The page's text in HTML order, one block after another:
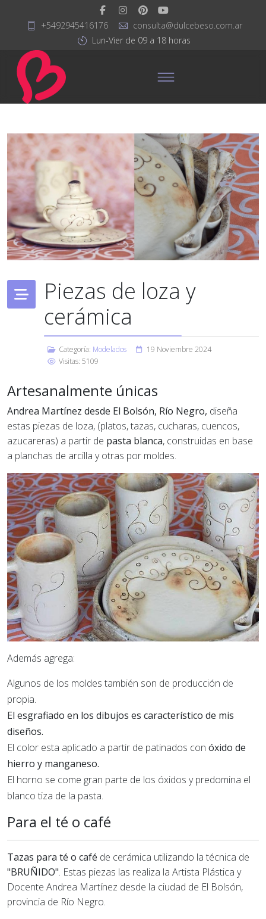
+5492945416176
consulta@dulcebeso.com.ar
Lun-Vier de 09 a 18 horas
Piezas de loza y
cerámica
Categoría: Modelados
19 Noviembre 2024
Visitas: 5109
Artesanalmente únicas
Andrea Martínez desde El Bolsón, Río Negro, diseña
estas piezas de loza, (platos, tazas, cucharas, cuencos,
azucareras) a partir de pasta blanca, construidas en base
a planchas de arcilla y otras por moldes.
Además agrega:
Algunos de los moldes también son de producción de
propia.
El esgrafiado en los dibujos es característico de mis
diseños.
El color esta aplicado a partir de patinados con óxido de
hierro y manganeso.
El horno se come gran parte de los óxidos y predomina el
blanco tiza de la pasta.
Para el té o café
Tazas para té o café de cerámica utilizando la técnica de
"BRUÑIDO". Estas piezas las realiza la Artista Plástica y
Docente Andrea Martínez desde la ciudad de El Bolsón,
provincia de Río Negro.